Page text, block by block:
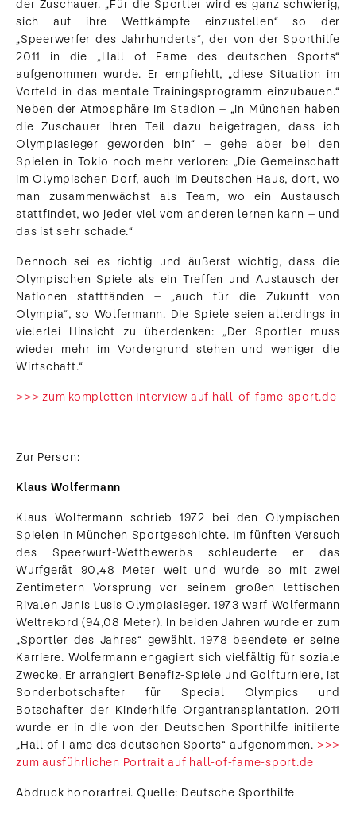
der Zuschauer. „Für die Sportler wird es ganz schwierig,
sich auf ihre Wettkämpfe einzustellen“ so der
„Speerwerfer des Jahrhunderts“, der von der Sporthilfe
2011 in die „Hall of Fame des deutschen Sports“
aufgenommen wurde. Er empfiehlt, „diese Situation im
Vorfeld in das mentale Trainingsprogramm einzubauen.“
Neben der Atmosphäre im Stadion – „in München haben
die Zuschauer ihren Teil dazu beigetragen, dass ich
Olympiasieger geworden bin“ – gehe aber bei den
Spielen in Tokio noch mehr verloren: „Die Gemeinschaft
im Olympischen Dorf, auch im Deutschen Haus, dort, wo
man zusammenwächst als Team, wo ein Austausch
stattfindet, wo jeder viel vom anderen lernen kann – und
das ist sehr schade.“
Dennoch sei es richtig und äußerst wichtig, dass die
Olympischen Spiele als ein Treffen und Austausch der
Nationen stattfänden – „auch für die Zukunft von
Olympia“, so Wolfermann. Die Spiele seien allerdings in
vielerlei Hinsicht zu überdenken: „Der Sportler muss
wieder mehr im Vordergrund stehen und weniger die
Wirtschaft.“
>>> zum kompletten Interview auf hall-of-fame-sport.de
Zur Person:
Klaus Wolfermann
Klaus Wolfermann schrieb 1972 bei den Olympischen
Spielen in München Sportgeschichte. Im fünften Versuch
des Speerwurf-Wettbewerbs schleuderte er das
Wurfgerät 90,48 Meter weit und wurde so mit zwei
Zentimetern Vorsprung vor seinem großen lettischen
Rivalen Janis Lusis Olympiasieger. 1973 warf Wolfermann
Weltrekord (94,08 Meter). In beiden Jahren wurde er zum
„Sportler des Jahres“ gewählt. 1978 beendete er seine
Karriere. Wolfermann engagiert sich vielfältig für soziale
Zwecke. Er arrangiert Benefiz-Spiele und Golfturniere, ist
Sonderbotschafter für Special Olympics und
Botschafter der Kinderhilfe Organtransplantation. 2011
wurde er in die von der Deutschen Sporthilfe initiierte
„Hall of Fame des deutschen Sports“ aufgenommen. >>>
zum ausführlichen Portrait auf hall-of-fame-sport.de
Abdruck honorarfrei. Quelle: Deutsche Sporthilfe